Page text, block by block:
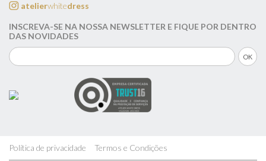
atelierwhitedress
INSCREVA-SE NA NOSSA NEWSLETTER E FIQUE POR DENTRO
DAS NOVIDADES
Política de privacidade Termos e Condições